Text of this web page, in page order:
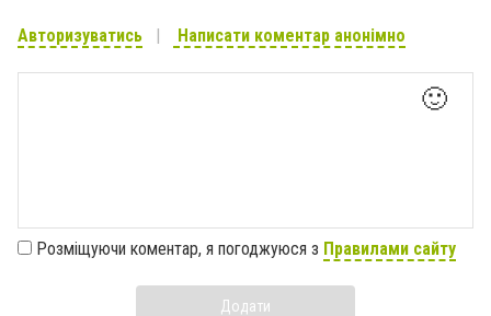
Авторизуватись Написати коментар анонімно
🙂
Розміщуючи коментар, я погоджуюся з Правилами сайту
Додати